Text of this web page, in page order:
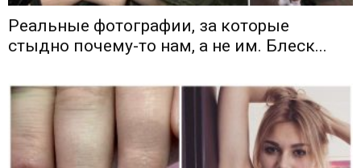
Реальные фотографии, за которые
стыдно почему-то нам, а не им. Блеск...